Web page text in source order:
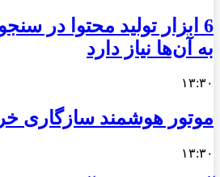
6 ابزار تولید محتوا در
به آن‌ها نیاز دارد
۱۳:۳۰
موتور هوشمند سازگاری
۱۳:۳۰